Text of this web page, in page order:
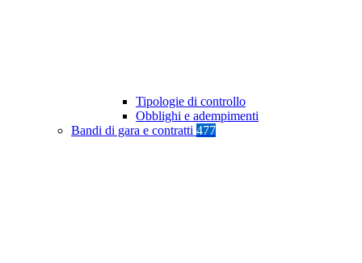
Tipologie di controllo
Obblighi e adempimenti
Bandi di gara e contratti 477